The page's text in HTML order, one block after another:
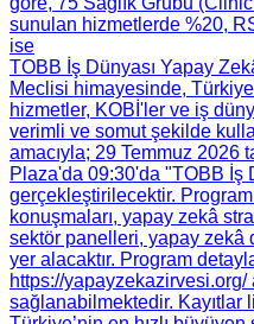
sunulan hizmetlerde %20,
ise
TOBB İş Dünyası Yapay
Meclisi himayesinde,
hizmetler, KOBİ'ler ve iş
verimli ve somut şekilde
amacıyla; 29 Temmuz 2026
Plaza'da 09:30'da "TOBB İş
gerçekleştirilecektir.
konuşmaları, yapay zekâ
sektör panelleri, yapay zekâ
yer alacaktır. Program
https://
sağlanabilmektedir. Kayıtlar